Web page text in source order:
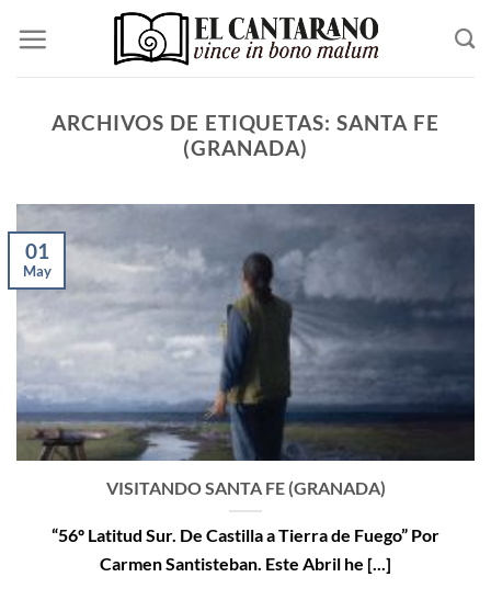
contenido
ARCHIVOS DE ETIQUETAS:SANTA FE
(GRANADA)
VISITANDO SANTA FE (GRANADA)
“56º Latitud Sur. De Castilla a Tierra de Fuego” Por
Carmen Santisteban. Este Abril he [...]
01
May